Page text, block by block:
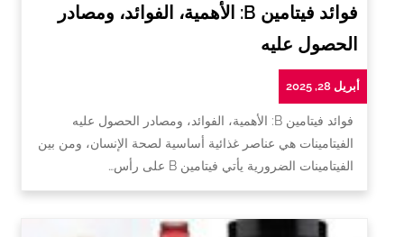
فوائد فيتامين B: الأهمية، الفوائد، ومصادر
الحصول عليه
أبريل 28, 2025
فوائد فيتامين B: الأهمية، الفوائد، ومصادر الحصول عليه
الفيتامينات هي عناصر غذائية أساسية لصحة الإنسان، ومن بين
الفيتامينات الضرورية يأتي فيتامين B على رأس…